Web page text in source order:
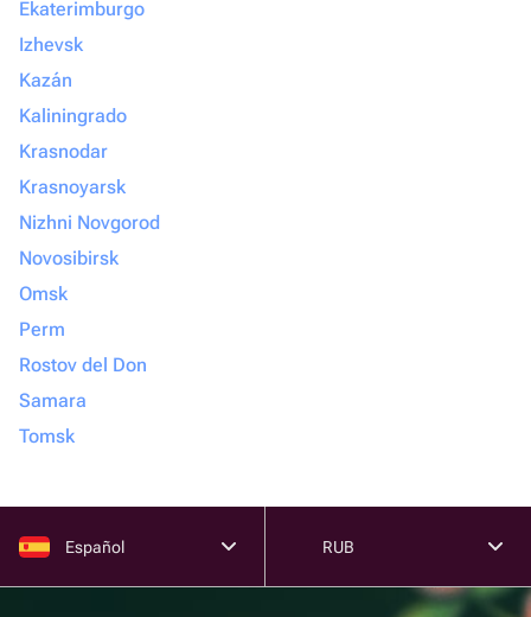
Ekaterimburgo
Izhevsk
Kazán
Kaliningrado
Krasnodar
Krasnoyarsk
Nizhni Novgorod
Novosibirsk
Omsk
Perm
Rostov del Don
Samara
Tomsk
Español RUB